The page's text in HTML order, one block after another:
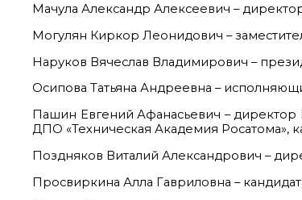
Мачула Александр Алексеевич –
Могулян Киркор Леонидович –
Наруков Вячеслав Владимирович –
Осипова Татьяна Андреевна –
Пашин Евгений Афанасьевич –
ДПО «Техническая Академия Росатома»,
Поздняков Виталий Александрович –
Просвиркина Алла Гавриловна –